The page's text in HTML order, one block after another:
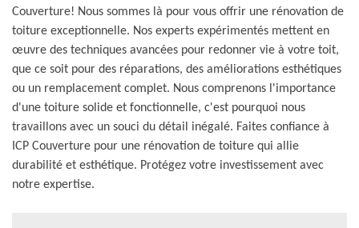
Couverture! Nous sommes là pour vous offrir une rénovation de
toiture exceptionnelle. Nos experts expérimentés mettent en
œuvre des techniques avancées pour redonner vie à votre toit,
que ce soit pour des réparations, des améliorations esthétiques
ou un remplacement complet. Nous comprenons l'importance
d'une toiture solide et fonctionnelle, c'est pourquoi nous
travaillons avec un souci du détail inégalé. Faites confiance à
ICP Couverture pour une rénovation de toiture qui allie
durabilité et esthétique. Protégez votre investissement avec
notre expertise.